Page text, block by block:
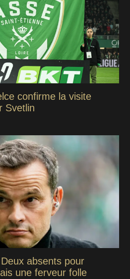
confirme la visite
Svetlin
absents pour
une ferveur folle